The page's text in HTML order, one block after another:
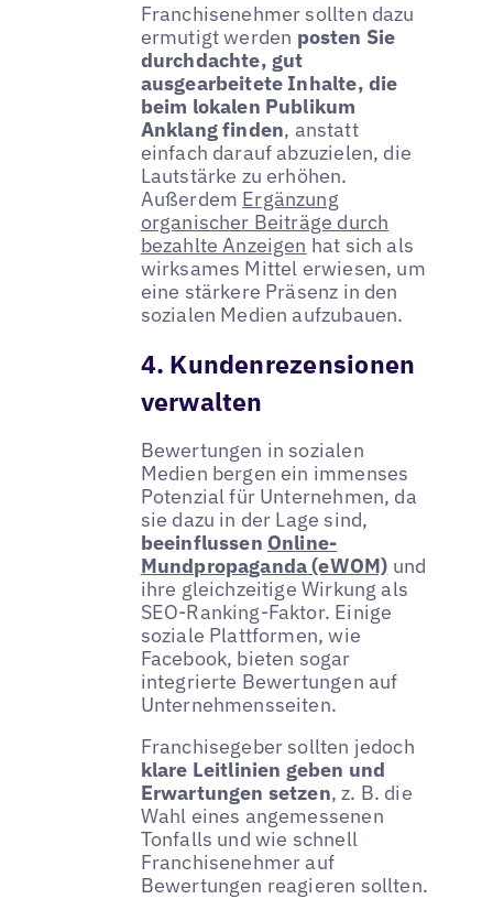
Franchisenehmer sollten dazu
ermutigt werden posten Sie
durchdachte, gut
ausgearbeitete Inhalte, die
beim lokalen Publikum
Anklang finden, anstatt
einfach darauf abzuzielen, die
Lautstärke zu erhöhen.
Außerdem Ergänzung
organischer Beiträge durch
bezahlte Anzeigen hat sich als
wirksames Mittel erwiesen, um
eine stärkere Präsenz in den
sozialen Medien aufzubauen.
4. Kundenrezensionen
verwalten
Bewertungen in sozialen
Medien bergen ein immenses
Potenzial für Unternehmen, da
sie dazu in der Lage sind,
beeinflussen Online-
Mundpropaganda (eWOM) und
ihre gleichzeitige Wirkung als
SEO-Ranking-Faktor. Einige
soziale Plattformen, wie
Facebook, bieten sogar
integrierte Bewertungen auf
Unternehmensseiten.
Franchisegeber sollten jedoch
klare Leitlinien geben und
Erwartungen setzen, z. B. die
Wahl eines angemessenen
Tonfalls und wie schnell
Franchisenehmer auf
Bewertungen reagieren sollten.